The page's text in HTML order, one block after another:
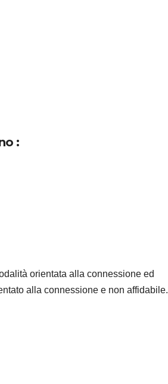
:
orientata alla connessione ed
alla connessione e non affidabile.